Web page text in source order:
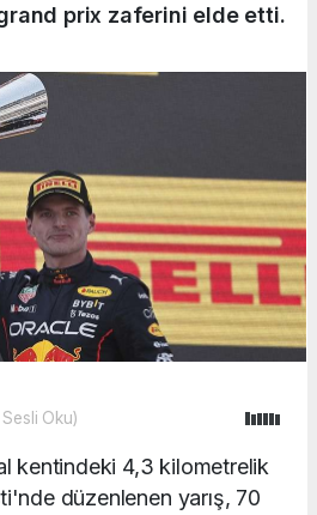
prix zaferini elde etti.
Oku)
kentindeki 4,3 kilometrelik
düzenlenen yarış, 70